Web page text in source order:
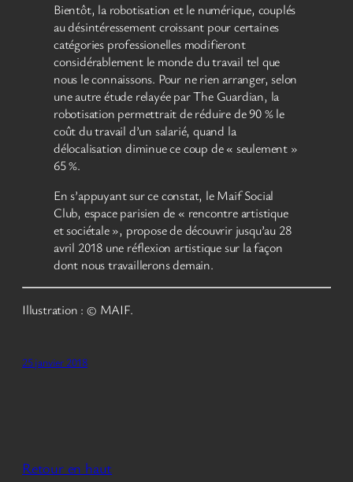
Bientôt, la robotisation et le numérique, couplés
au désintéressement croissant pour certaines
catégories professionelles modifieront
considérablement le monde du travail tel que
nous le connaissons. Pour ne rien arranger, selon
une autre étude relayée par The Guardian, la
robotisation permettrait de réduire de 90 % le
coût du travail d’un salarié, quand la
délocalisation diminue ce coup de « seulement »
65 %.
En s’appuyant sur ce constat, le Maif Social
Club, espace parisien de « rencontre artistique
et sociétale », propose de découvrir jusqu’au 28
avril 2018 une réflexion artistique sur la façon
dont nous travaillerons demain.
Illustration : © MAIF.
25 janvier 2018
Retour en haut